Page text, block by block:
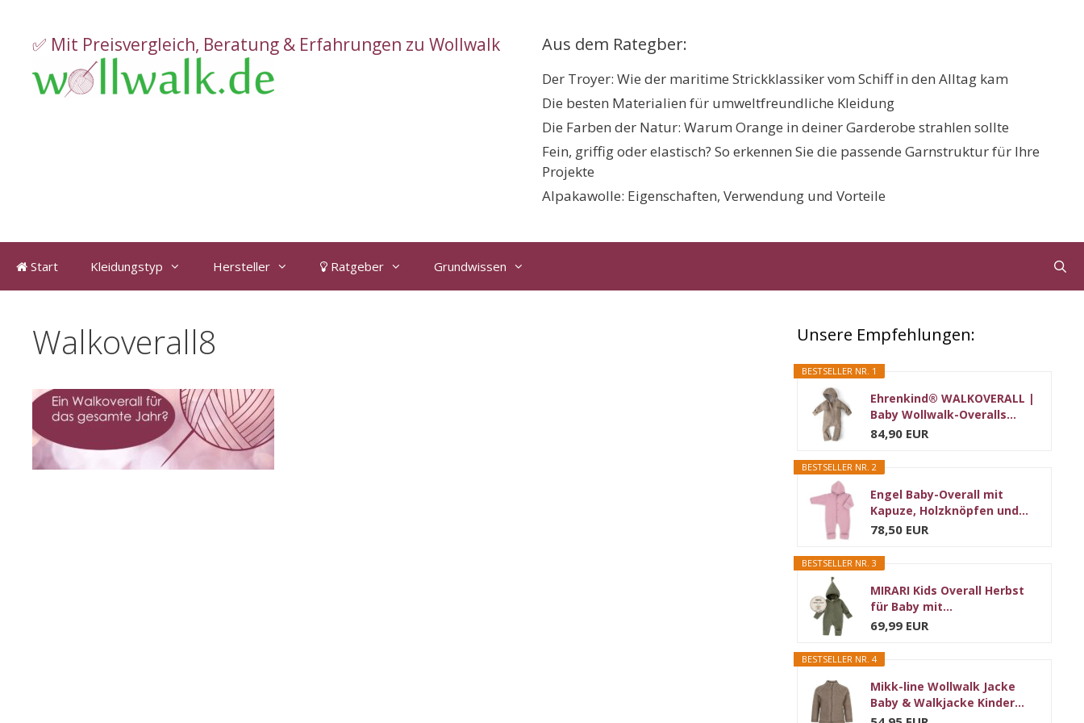
springen
Aus dem Rategber:
Der Troyer: Wie der maritime Strickklassiker vom Schiff in den Alltag kam
Die besten Materialien für umweltfreundliche Kleidung
Die Farben der Natur: Warum Orange in deiner Garderobe strahlen sollte
Fein, griffig oder elastisch? So erkennen Sie die passende Garnstruktur für Ihre
Projekte
Alpakawolle: Eigenschaften, Verwendung und Vorteile
✅ Mit Preisvergleich, Beratung & Erfahrungen zu Wollwalk
Start Kleidungstyp Hersteller Ratgeber Grundwissen
Walkoverall8 Unsere Empfehlungen:
BESTSELLER NR. 1
Ehrenkind® WALKOVERALL |
Baby Wollwalk-Overalls...
84,90 EUR
BESTSELLER NR. 2
Engel Baby-Overall mit
Kapuze, Holzknöpfen und...
78,50 EUR
BESTSELLER NR. 3
MIRARI Kids Overall Herbst
für Baby mit...
69,99 EUR
BESTSELLER NR. 4
Mikk-line Wollwalk Jacke
Baby & Walkjacke Kinder...